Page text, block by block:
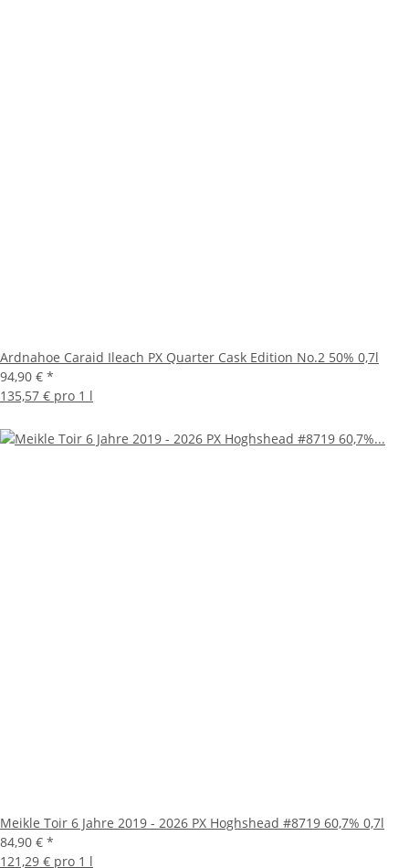
Ardnahoe Caraid Ileach PX Quarter Cask Edition No.2 50% 0,7l
94,90 € *
135,57 € pro 1 l
Meikle Toir 6 Jahre 2019 - 2026 PX Hoghshead #8719 60,7% 0,7l
84,90 € *
121,29 € pro 1 l